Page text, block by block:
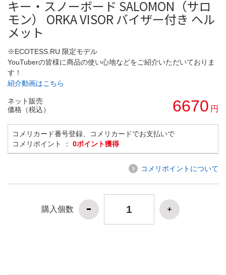
キー・スノーボード SALOMON（サロ
モン） ORKA VISOR バイザー付き ヘル
メット
※ECOTESS.RU 限定モデル
YouTuberの皆様に商品の使い心地などをご紹介いただいておりま
す！
紹介動画はこちら
ネット販売
価格（税込）
6670 円
コメリカード番号登録、コメリカードでお支払いで
コメリポイント ： 0ポイント獲得
コメリポイントについて
購入個数